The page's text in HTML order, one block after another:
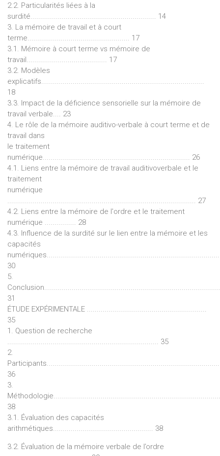
2.2. Particularités liées à la
surdité................................................................ 14
3. La mémoire de travail et à court
terme.................................................... 17
3.1. Mémoire à court terme vs mémoire de
travail......................................... 17
3.2. Modèles
explicatifs...................................................................................
18
3.3. Impact de la déficience sensorielle sur la mémoire de
travail verbale.... 23
4. Le rôle de la mémoire auditivo-verbale à court terme et de
travail dans
le traitement
numérique........................................................................... 26
4.1. Liens entre la mémoire de travail auditivoverbale et le
traitement
numérique
................................................................................................ 27
4.2. Liens entre la mémoire de l'ordre et le traitement
numérique ................ 28
4.3. Influence de la surdité sur le lien entre la mémoire et les
capacités
30
5.
31
ÉTUDE EXPÉRIMENTALE .............................................................
35
1. Question de recherche
............................................................................. 35
2.
36
3.
38
3.1. Évaluation des capacités
arithmétiques................................................... 38
3.2. Évaluation de la mémoire verbale de l’ordre